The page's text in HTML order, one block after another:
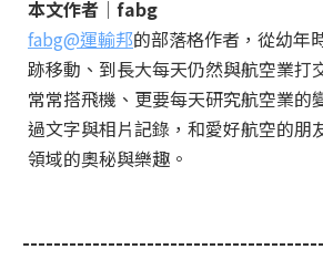
本文作者│fabg
fabg@運輸邦的部落格作者，從幼年
跡移動、到長大每天仍然與航空業打
常常搭飛機、更要每天研究航空業的
過文字與相片記錄，和愛好航空的朋
領域的奧秘與樂趣。